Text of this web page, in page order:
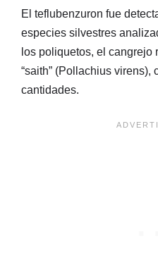
El teflubenzuron fue
especies silvestres
los poliquetos, el cangrejo
“saith” (Pollachius virens),
cantidades.